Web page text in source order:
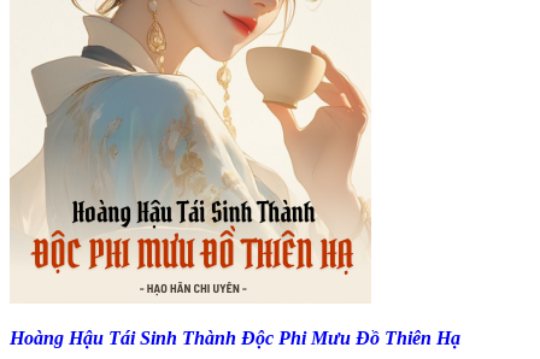
Hoàng Hậu Tái Sinh Thành Độc Phi Mưu Đồ Thiên Hạ